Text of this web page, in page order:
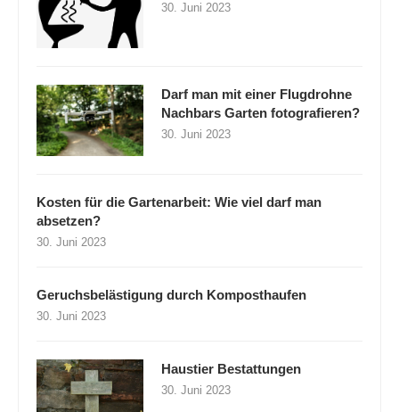
30. Juni 2023
Darf man mit einer Flugdrohne
Nachbars Garten fotografieren?
30. Juni 2023
Kosten für die Gartenarbeit: Wie viel darf man
absetzen?
30. Juni 2023
Geruchsbelästigung durch Komposthaufen
30. Juni 2023
Haustier Bestattungen
30. Juni 2023